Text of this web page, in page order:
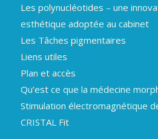
Les polynucléotides – une
esthétique adoptée au cabinet
Les Tâches pigmentaires
Liens utiles
Plan et accès
Qu’est ce que la médecine
Stimulation électromagnétique
CRISTAL Fit